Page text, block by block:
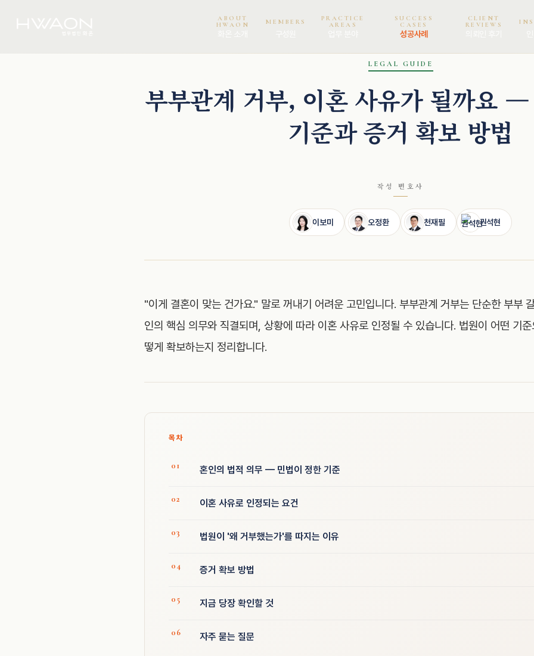
ABOUT
HWAON
MEMBERS
PRACTICE
AREAS
SUCCESS
CASES
성공사례
CLIENT
REVIEWS
LEGAL GUIDE
부부관계 거부, 이혼 사유가 될까요
기준과 증거 확보 방법
작성 변호사
이보미 오정환 천재필 권석현
"이게 결혼이 맞는 건가요." 말로 꺼내기 어려운 고민입니다. 부부관계 거부는 단순한 부부
인의 핵심 의무와 직결되며, 상황에 따라 이혼 사유로 인정될 수 있습니다. 법원이 어떤 기
떻게 확보하는지 정리합니다.
목차
혼인의 법적 의무 — 민법이 정한 기준
이혼 사유로 인정되는 요건
법원이 '왜 거부했는가'를 따지는 이유
증거 확보 방법
지금 당장 확인할 것
자주 묻는 질문